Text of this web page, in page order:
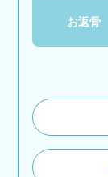
お返骨